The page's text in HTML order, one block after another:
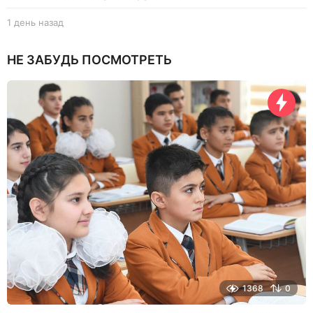
1 день назад
н
а
з
а
НЕ ЗАБУДЬ ПОСМОТРЕТЬ
1368 0